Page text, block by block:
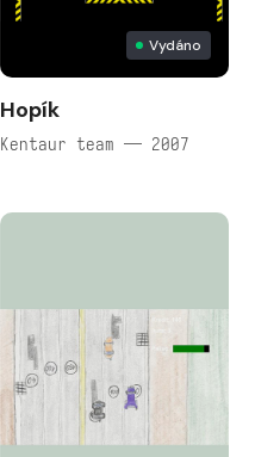
Vydáno
Hopík
Kentaur team — 2007